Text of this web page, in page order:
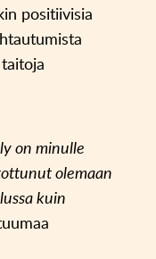
positiivisia
on minulle
olemaan
kuin